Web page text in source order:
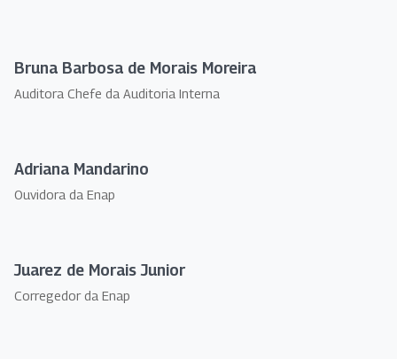
Bruna Barbosa de Morais Moreira
Auditora Chefe da Auditoria Interna
Adriana Mandarino
Ouvidora da Enap
Juarez de Morais Junior
Corregedor da Enap